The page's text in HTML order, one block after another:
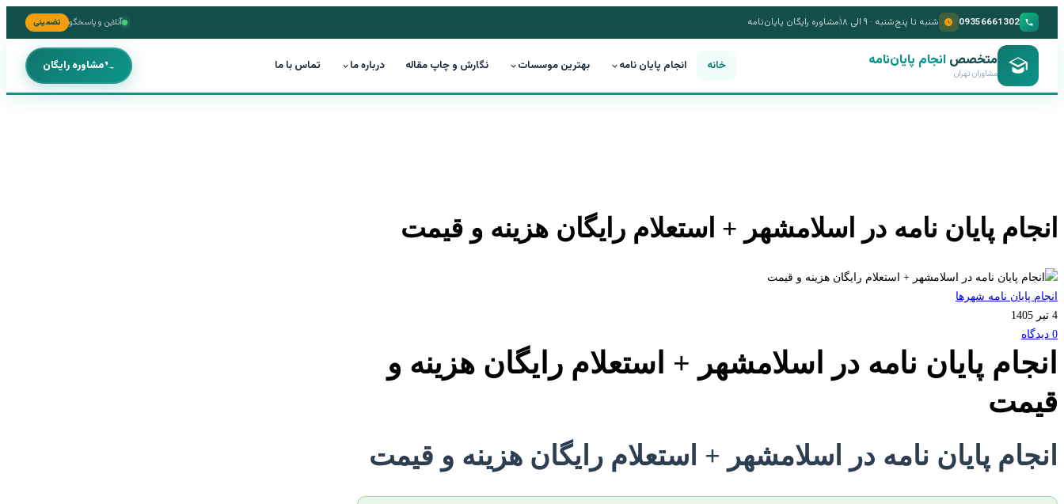
09356661302 شنبه تا پنج‌شنبه · ۹ الی ۱۸ مشاوره رایگان پایان‌نامه آنلاین و پاسخگو تضمینی
متخصص انجام پایان‌نامه
مشاوران تهران خانه انجام پایان نامه بهترین موسسات نگارش و چاپ مقاله درباره ما تماس با ما مشاوره رایگان
انجام پایان نامه در اسلامشهر + استعلام رایگان هزینه و قیمت
انجام پایان نامه شهرها
4 تیر 1405
0 دیدگاه
انجام پایان نامه در اسلامشهر + استعلام رایگان هزینه و
قیمت
انجام پایان نامه در اسلامشهر + استعلام رایگان هزینه و قیمت